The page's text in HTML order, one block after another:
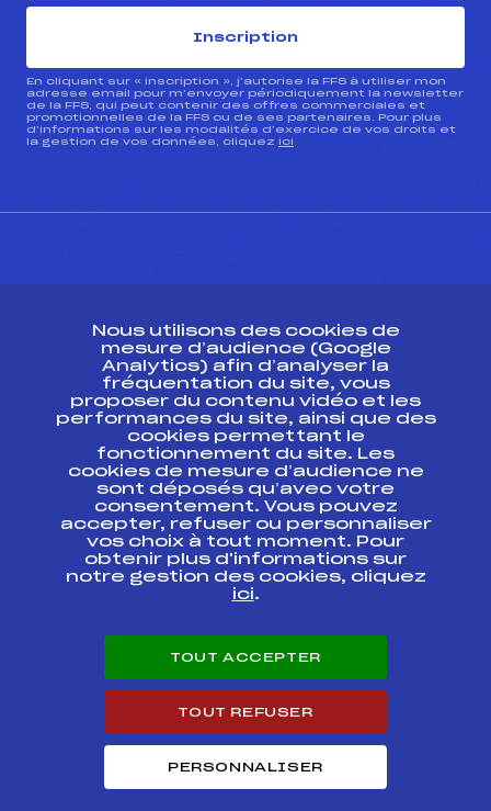
Inscription
En cliquant sur « inscription », j’autorise la FFS à utiliser mon
adresse email pour m’envoyer périodiquement la newsletter
de la FFS, qui peut contenir des offres commerciales et
promotionnelles de la FFS ou de ses partenaires. Pour plus
d’informations sur les modalités d’exercice de vos droits et
la gestion de vos données, cliquez ici
Ressources
Pass’Neige
Projet sportif fédéral
Projet de performance fédéral
Antidopage
Pôle Développement, Formation, Suivi
Scientifique
Listes ministérielles
Pôle vie de l’athlète
Enseignement professionnel
Carrières
Nous utilisons des cookies de
mesure d’audience (Google
Analytics) afin d’analyser la
fréquentation du site, vous
proposer du contenu vidéo et les
performances du site, ainsi que des
cookies permettant le
fonctionnement du site. Les
cookies de mesure d’audience ne
sont déposés qu’avec votre
consentement. Vous pouvez
accepter, refuser ou personnaliser
vos choix à tout moment. Pour
obtenir plus d'informations sur
notre gestion des cookies, cliquez
ici.
TOUT ACCEPTER
TOUT REFUSER
PERSONNALISER